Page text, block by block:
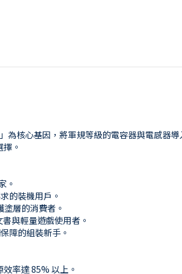
為核心基因，將軍規等級的電容器與電感器
。
。
的裝機用戶。
層的消費者。
與輕量遊戲使用者。
障的組裝新手。
率達 85% 以上。